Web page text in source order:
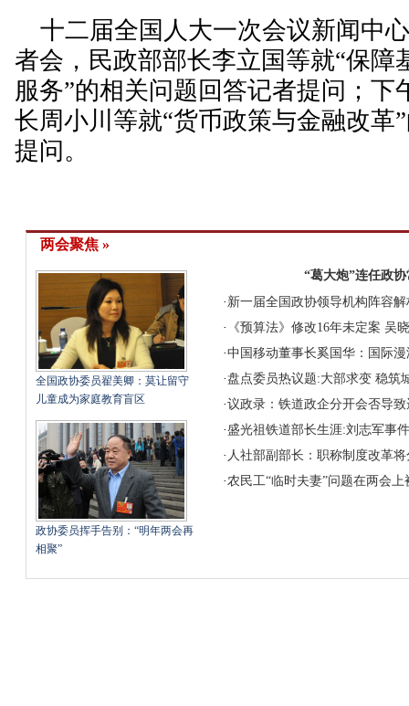
十二届全国人大一次会议新闻中
者会，民政部部长李立国等就“保障
服务”的相关问题回答记者提问；下
长周小川等就“货币政策与金融改革
提问。
两会聚焦 »
全国政协委员翟美卿：莫让留守
儿童成为家庭教育盲区
政协委员挥手告别：“明年两会再
相聚”
“葛大炮”连任政
· 新一届全国政协领导机构阵容解
·
《预算法》修改16年未定案 吴
·中国移动董事长奚国华：国际
·盘点委员热议题:大部求变 稳筑
·议政录：铁道政企分开会否导
·盛光祖铁道部长生涯:刘志军事
· 人社部副部长：职称制度改革
·农民工“临时夫妻”问题在两会上